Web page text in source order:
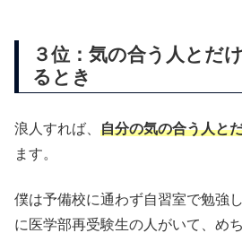
３位：気の合う人とだ
るとき
浪人すれば、 自分の気の合う人と
ます。
僕は予備校に通わず自習室で勉強
に医学部再受験生の人がいて、め